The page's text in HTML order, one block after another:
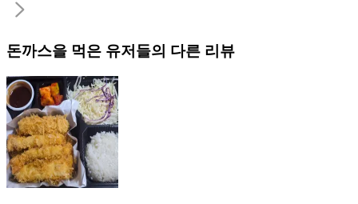
돈까스을 먹은 유저들의 다른 리뷰